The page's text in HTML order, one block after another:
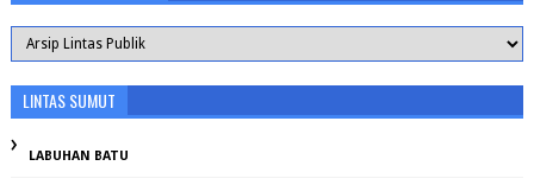
LINTAS SUMUT
LABUHAN BATU